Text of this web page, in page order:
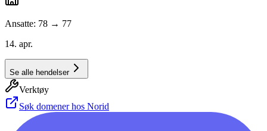
Ansatte: 78 → 77
14. apr.
Se alle hendelser
Verktøy
Søk domener hos Norid